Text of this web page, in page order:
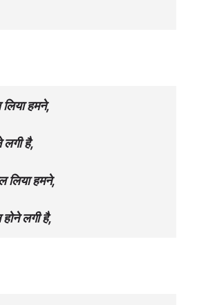
हमने,
लगी है,
लिया हमने,
होने लगी है,